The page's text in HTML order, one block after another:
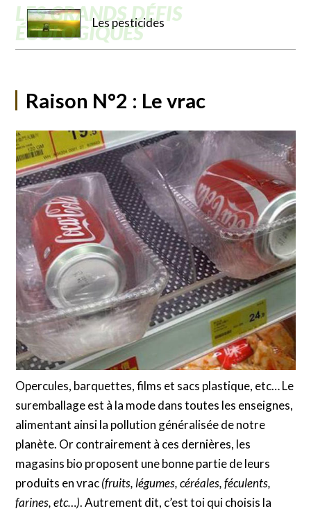
Les pesticides
Raison N°2 : Le vrac
Opercules, barquettes, films et sacs plastique, etc… Le
suremballage est à la mode dans toutes les enseignes,
alimentant ainsi la pollution généralisée de notre
planète. Or contrairement à ces dernières, les
magasins bio proposent une bonne partie de leurs
produits en vrac(fruits, légumes, céréales, féculents,
farines, etc…). Autrement dit, c’est toi qui choisis la